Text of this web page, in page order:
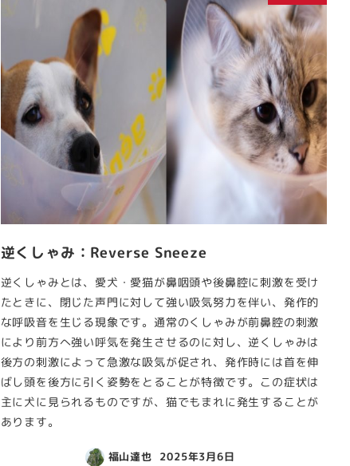
逆くしゃみ：Reverse Sneeze
逆くしゃみとは、愛犬・愛猫が鼻咽頭や後鼻腔に刺激を受け
たときに、閉じた声門に対して強い吸気努力を伴い、発作的
な呼吸音を生じる現象です。通常のくしゃみが前鼻腔の刺激
により前方へ強い呼気を発生させるのに対し、逆くしゃみは
後方の刺激によって急激な吸気が促され、発作時には首を伸
ばし頭を後方に引く姿勢をとることが特徴です。この症状は
主に犬に見られるものですが、猫でもまれに発生することが
あります。
福山達也 2025年3月6日